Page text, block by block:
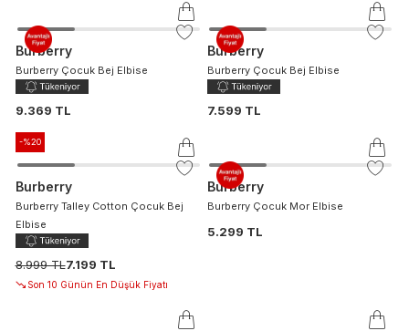
Burberry
Burberry Çocuk Bej Elbise
9.369 TL
Burberry
Burberry Çocuk Bej Elbise
7.599 TL
-%20
Burberry
Burberry Talley Cotton Çocuk Bej
Elbise
8.999 TL7.199 TL
Son 10 Günün En Düşük Fiyatı
Burberry
Burberry Çocuk Mor Elbise
5.299 TL